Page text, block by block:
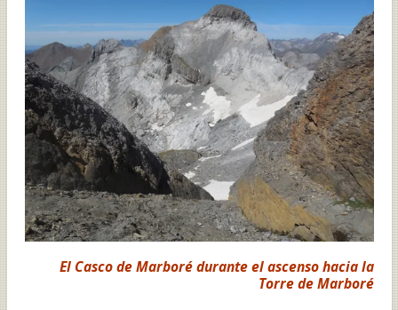
El Casco de Marboré durante el ascenso hacia la
Torre de Marboré